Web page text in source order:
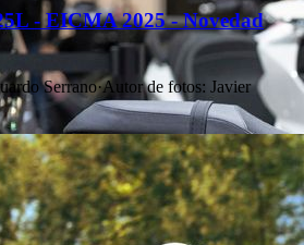
- EICMA 2025 - Novedad
Serrano·Autor de fotos: Javier